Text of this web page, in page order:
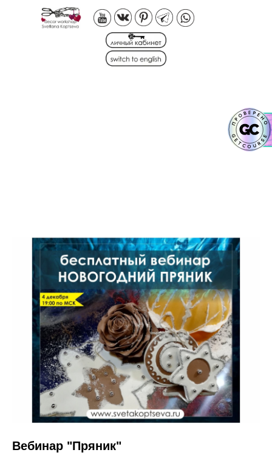
Вебинар "Пряник"